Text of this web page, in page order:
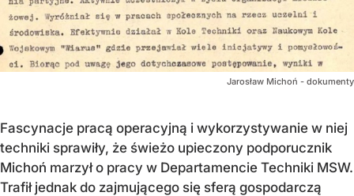
Jarosław Michoń - dokumenty
Fascynacje pracą operacyjną i wykorzystywanie w niej
techniki sprawiły, że świeżo upieczony podporucznik
Michoń marzył o pracy w Departamencie Techniki MSW.
Trafił jednak do zajmującego się sferą gospodarczą